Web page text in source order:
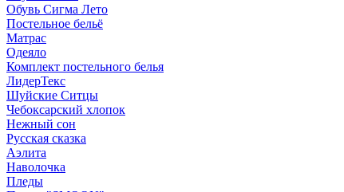
Обувь Сигма Лето
Постельное бельё
Матрас
Одеяло
Комплект постельного белья
ЛидерТекс
Шуйские Ситцы
Чебоксарский хлопок
Нежный сон
Русская сказка
Аэлита
Наволочка
Пледы